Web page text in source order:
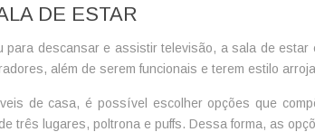
DE ESTAR
para descansar e assistir televisão, a sala de
além de serem funcionais e terem estilo
de casa, é possível escolher opções que
três lugares, poltrona e puffs. Dessa forma, as